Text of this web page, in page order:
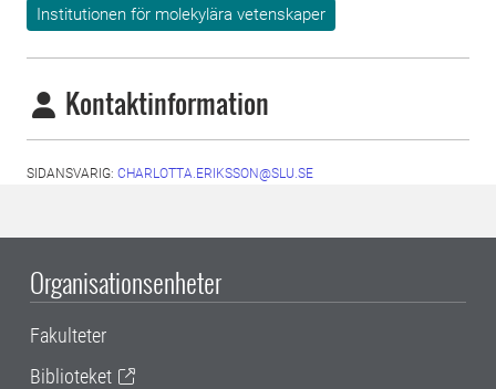
Institutionen för molekylära vetenskaper
Kontaktinformation
SIDANSVARIG: CHARLOTTA.ERIKSSON@SLU.SE
Organisationsenheter
Fakulteter
Biblioteket